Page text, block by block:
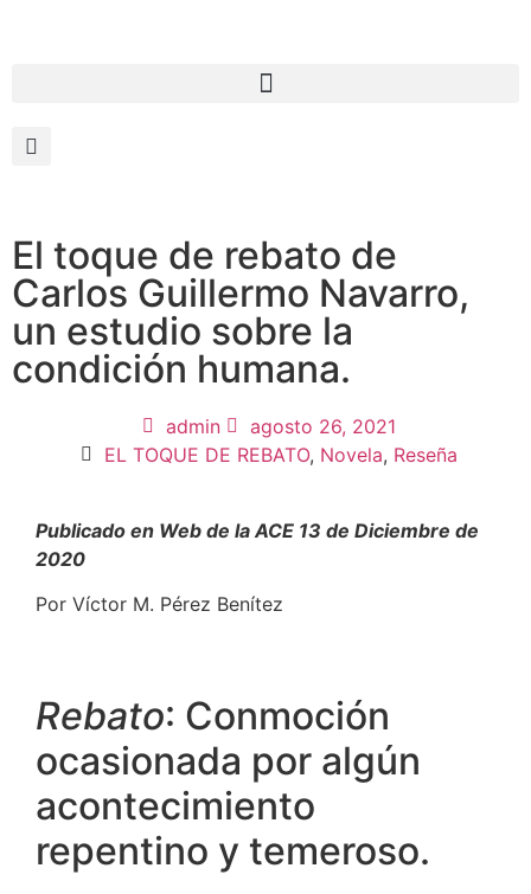
El toque de rebato de
Carlos Guillermo Navarro,
un estudio sobre la
condición humana.
admin
agosto 26, 2021
EL TOQUE DE REBATO, Novela, Reseña
Publicado en Web de la ACE 13 de Diciembre de
2020
Por Víctor M. Pérez Benítez
Rebato: Conmoción
ocasionada por algún
acontecimiento
repentino y temeroso.